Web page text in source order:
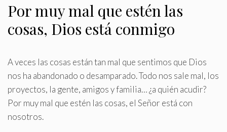
Por muy mal que estén las
cosas, Dios está conmigo
A veces las cosas están tan mal que sentimos que Dios
nos ha abandonado o desamparado.Todo nos sale mal, los
proyectos, la gente, amigos y familia… ¿a quién acudir?
Por muy mal que estén las cosas, el Señor está con
nosotros.